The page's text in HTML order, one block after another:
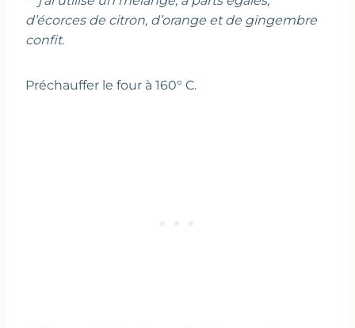
d’écorces de citron, d’orange et de gingembre
confit.
Préchauffer le four à 160° C.